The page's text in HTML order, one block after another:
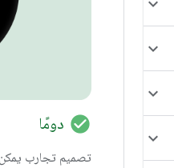
check_circle دومًا
تصميم تجارب يمكن